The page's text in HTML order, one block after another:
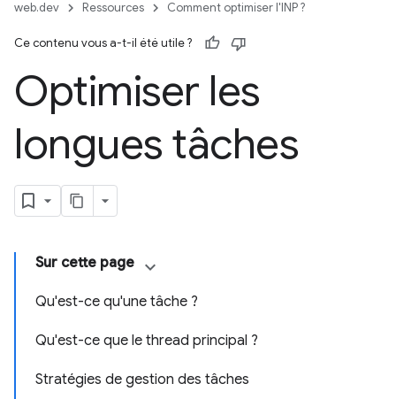
web.dev Ressources Comment optimiser l'INP ?
Ce contenu vous a-t-il été utile ?
Optimiser les
longues tâches
Sur cette page
Qu'est-ce qu'une tâche ?
Qu'est-ce que le thread principal ?
Stratégies de gestion des tâches